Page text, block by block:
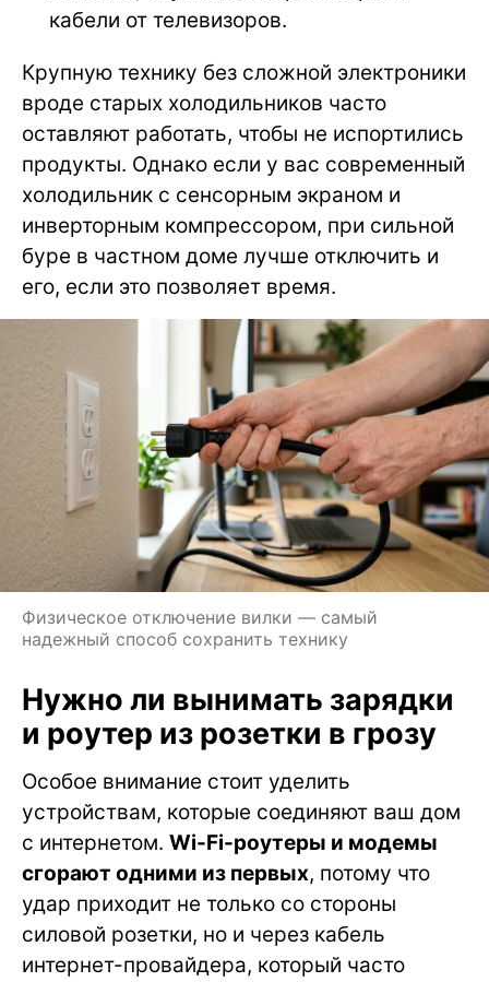
кабели от телевизоров.
Крупную технику без сложной электроники
вроде старых холодильников часто
оставляют работать, чтобы не испортились
продукты. Однако если у вас современный
холодильник с сенсорным экраном и
инверторным компрессором, при сильной
буре в частном доме лучше отключить и
его, если это позволяет время.
Физическое отключение вилки — самый
надежный способ сохранить технику
Нужно ли вынимать зарядки
и роутер из розетки в грозу
Особое внимание стоит уделить
устройствам, которые соединяют ваш дом
с интернетом. Wi-Fi-роутеры и модемы
сгорают одними из первых, потому что
удар приходит не только со стороны
силовой розетки, но и через кабель
интернет-провайдера, который часто